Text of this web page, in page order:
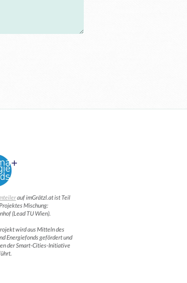
auf imGrätzl.at ist Teil
Mischung:
(Lead TU Wien).
wird aus Mitteln des
Energiefonds gefördert und
der Smart-Cities-Initiative